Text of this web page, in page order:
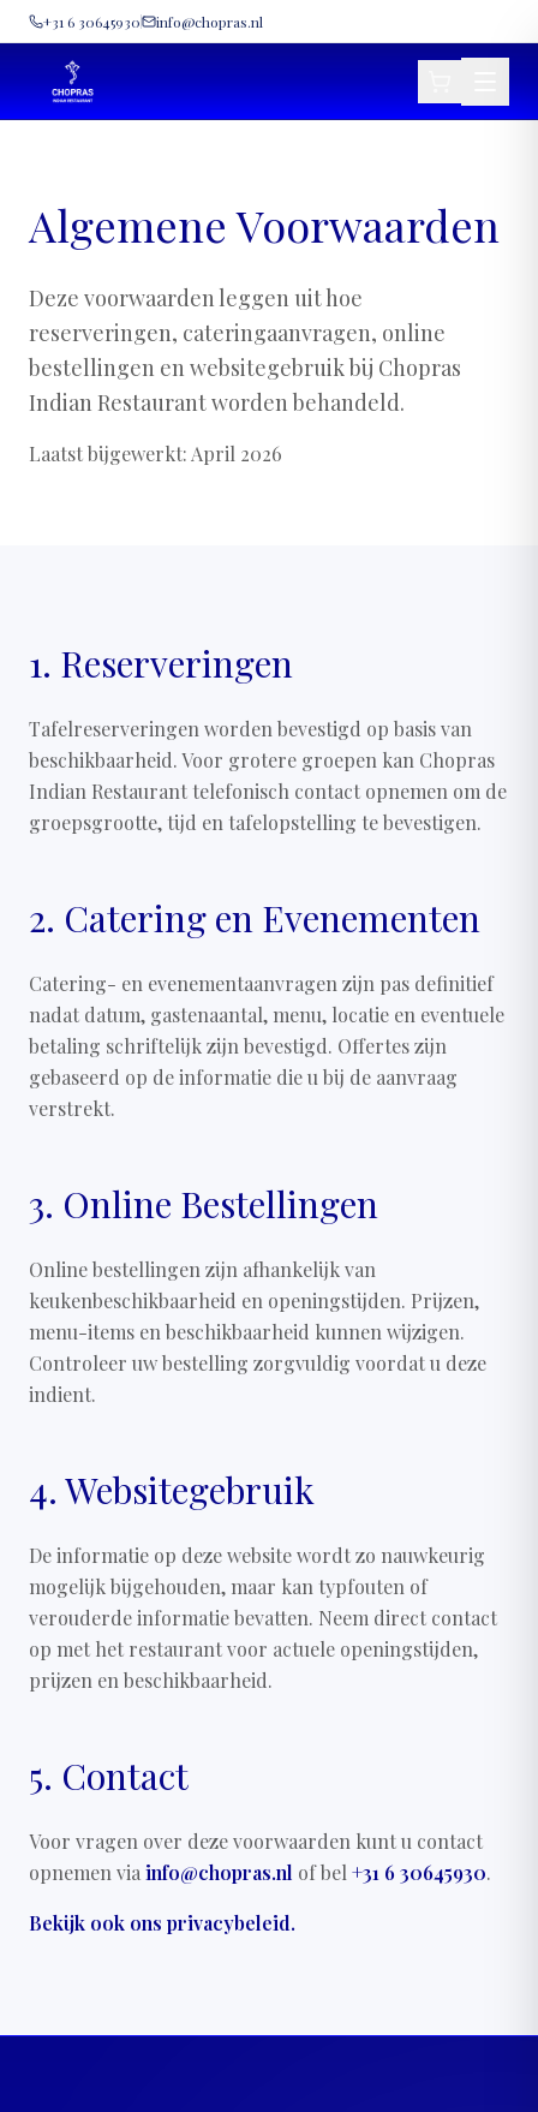
+31 6 30645930 info@chopras.nl
Algemene Voorwaarden
Deze voorwaarden leggen uit hoe
reserveringen, cateringaanvragen, online
bestellingen en websitegebruik bij Chopras
Indian Restaurant worden behandeld.
Laatst bijgewerkt: April 2026
1. Reserveringen
Tafelreserveringen worden bevestigd op basis van
beschikbaarheid. Voor grotere groepen kan Chopras
Indian Restaurant telefonisch contact opnemen om de
groepsgrootte, tijd en tafelopstelling te bevestigen.
2. Catering en Evenementen
Catering- en evenementaanvragen zijn pas definitief
nadat datum, gastenaantal, menu, locatie en eventuele
betaling schriftelijk zijn bevestigd. Offertes zijn
gebaseerd op de informatie die u bij de aanvraag
verstrekt.
3. Online Bestellingen
Online bestellingen zijn afhankelijk van
keukenbeschikbaarheid en openingstijden. Prijzen,
menu-items en beschikbaarheid kunnen wijzigen.
Controleer uw bestelling zorgvuldig voordat u deze
indient.
4. Websitegebruik
De informatie op deze website wordt zo nauwkeurig
mogelijk bijgehouden, maar kan typfouten of
verouderde informatie bevatten. Neem direct contact
op met het restaurant voor actuele openingstijden,
prijzen en beschikbaarheid.
5. Contact
Voor vragen over deze voorwaarden kunt u contact
opnemen via info@chopras.nl of bel +31 6 30645930.
Bekijk ook ons privacybeleid.